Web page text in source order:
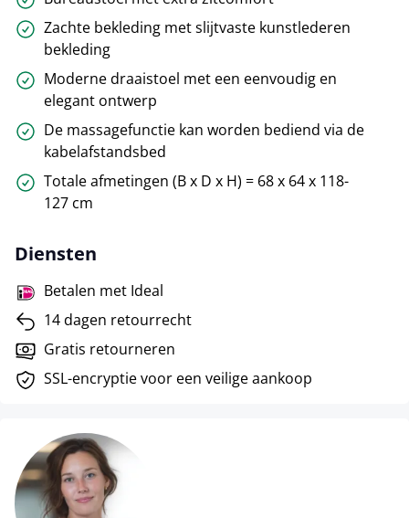
Zachte bekleding met slijtvaste kunstlederen
bekleding
Moderne draaistoel met een eenvoudig en
elegant ontwerp
De massagefunctie kan worden bediend via de
kabelafstandsbed
Totale afmetingen (B x D x H) = 68 x 64 x 118-
127 cm
Diensten
Betalen met Ideal
14 dagen retourrecht
Gratis retourneren
SSL-encryptie voor een veilige aankoop